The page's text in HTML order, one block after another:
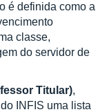
é definida como a
classe,
do servidor de
Titular),
INFIS uma lista